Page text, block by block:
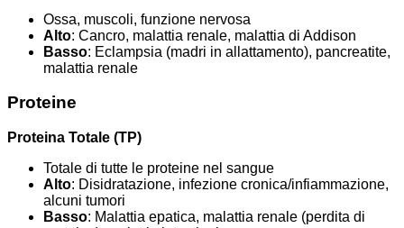
Ossa, muscoli, funzione nervosa
Alto: Cancro, malattia renale, malattia di Addison
Basso: Eclampsia (madri in allattamento), pancreatite,
malattia renale
Proteine
Proteina Totale (TP)
Totale di tutte le proteine nel sangue
Alto: Disidratazione, infezione cronica/infiammazione,
alcuni tumori
Basso: Malattia epatica, malattia renale (perdita di